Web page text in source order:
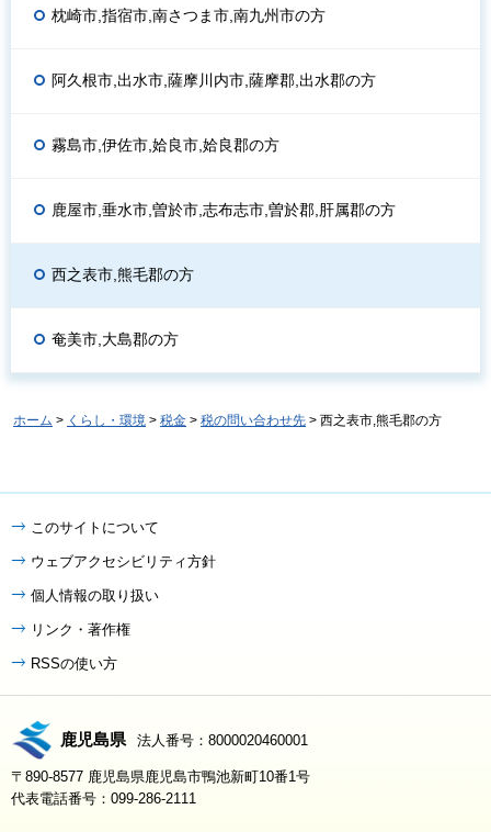
枕崎市,指宿市,南さつま市,南九州市の方
阿久根市,出水市,薩摩川内市,薩摩郡,出水郡の方
霧島市,伊佐市,姶良市,姶良郡の方
鹿屋市,垂水市,曽於市,志布志市,曽於郡,肝属郡の方
西之表市,熊毛郡の方
奄美市,大島郡の方
ホーム > くらし・環境 > 税金 > 税の問い合わせ先 > 西之表市,熊毛郡の方
このサイトについて
ウェブアクセシビリティ方針
個人情報の取り扱い
リンク・著作権
RSSの使い方
鹿児島県 法人番号：8000020460001
〒890-8577 鹿児島県鹿児島市鴨池新町10番1号
代表電話番号：099-286-2111